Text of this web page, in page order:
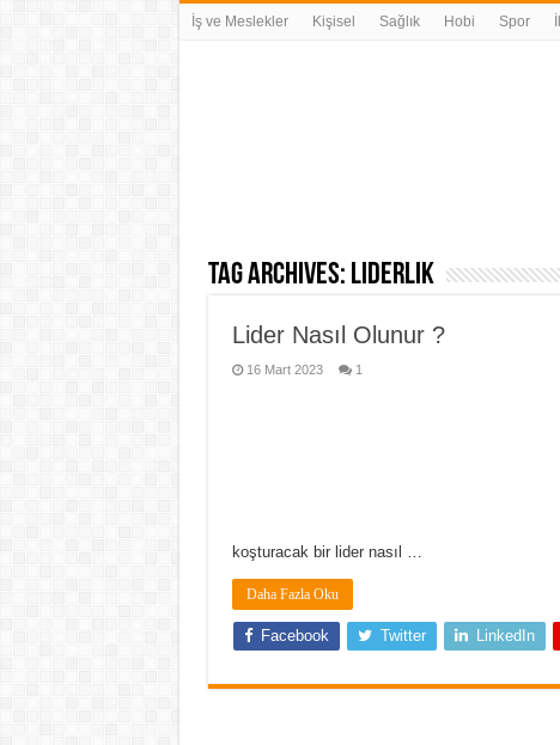
İş ve Meslekler Kişisel Sağlık Hobi Spor
Tag Archives: liderlik
Lider Nasıl Olunur ?
16 Mart 2023 1
koşturacak bir lider nasıl …
Daha Fazla Oku
Facebook Twitter LinkedIn